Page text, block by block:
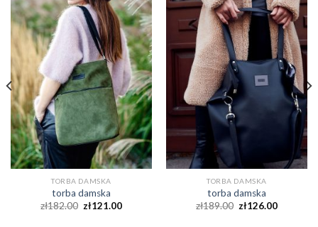
TORBA DAMSKA
torba damska
zł182.00 zł121.00
TORBA DAMSKA
torba damska
zł189.00 zł126.00